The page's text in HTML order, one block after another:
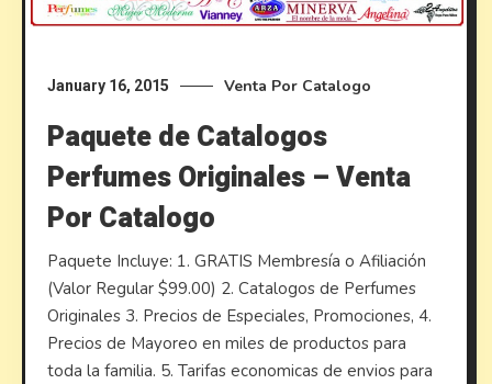
January 16, 2015 Venta Por Catalogo
Paquete de Catalogos
Perfumes Originales – Venta
Por Catalogo
Paquete Incluye: 1. GRATIS Membresía o Afiliación
(Valor Regular $99.00) 2. Catalogos de Perfumes
Originales 3. Precios de Especiales, Promociones, 4.
Precios de Mayoreo en miles de productos para
toda la familia. 5. Tarifas economicas de envios para